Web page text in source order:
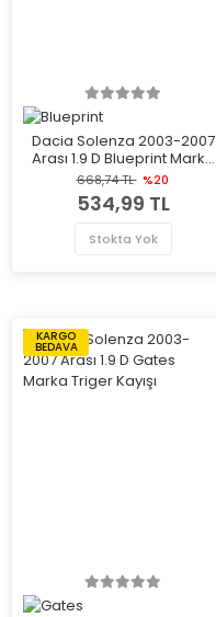
Dacia Solenza 2003-2007
Arası 1.9 D Blueprint Marka
Kızdırma Bujisi
668,74 TL %20
534,99 TL
Stokta Yok
KARGO
BEDAVA